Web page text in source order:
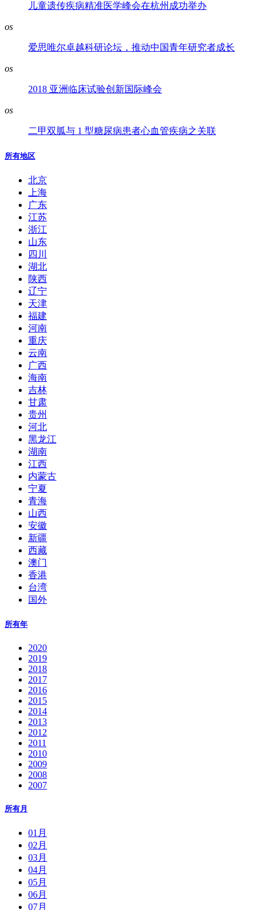
儿童遗传疾病精准医学峰会在杭州成功举办
os
爱思唯尔卓越科研论坛，推动中国青年研究者成长
os
2018 亚洲临床试验创新国际峰会
os
二甲双胍与 1 型糖尿病患者心血管疾病之关联
所有地区
北京
上海
广东
江苏
浙江
山东
四川
湖北
陕西
辽宁
天津
福建
河南
重庆
云南
广西
海南
吉林
甘肃
贵州
河北
黑龙江
湖南
江西
内蒙古
宁夏
青海
山西
安徽
新疆
西藏
澳门
香港
台湾
国外
所有年
2020
2019
2018
2017
2016
2015
2014
2013
2012
2011
2010
2009
2008
2007
所有月
01月
02月
03月
04月
05月
06月
07月